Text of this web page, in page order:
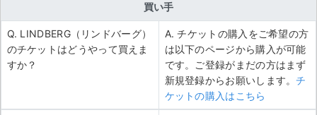
買い手
Q. LINDBERG（リンドバーグ）
のチケットはどうやって買えま
すか？
A. チケットの購入をご希望の方
は以下のページから購入が可能
です。ご登録がまだの方はまず
新規登録からお願いします。チ
ケットの購入はこちら